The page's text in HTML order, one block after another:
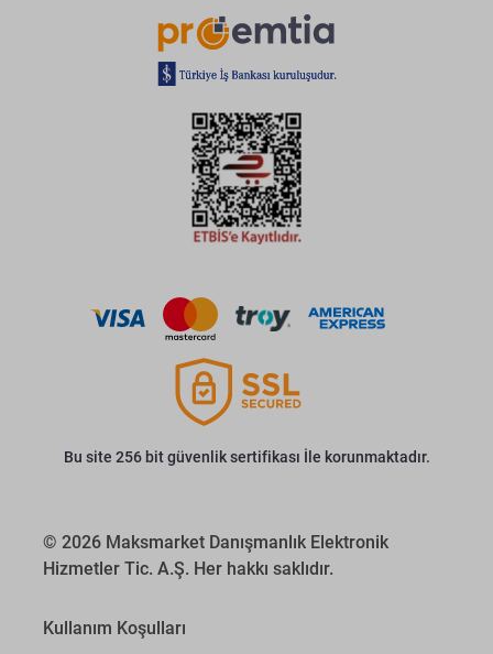
Bu site 256 bit güvenlik sertifikası İle korunmaktadır.
© 2026 Maksmarket Danışmanlık Elektronik
Hizmetler Tic. A.Ş. Her hakkı saklıdır.
Kullanım Koşulları